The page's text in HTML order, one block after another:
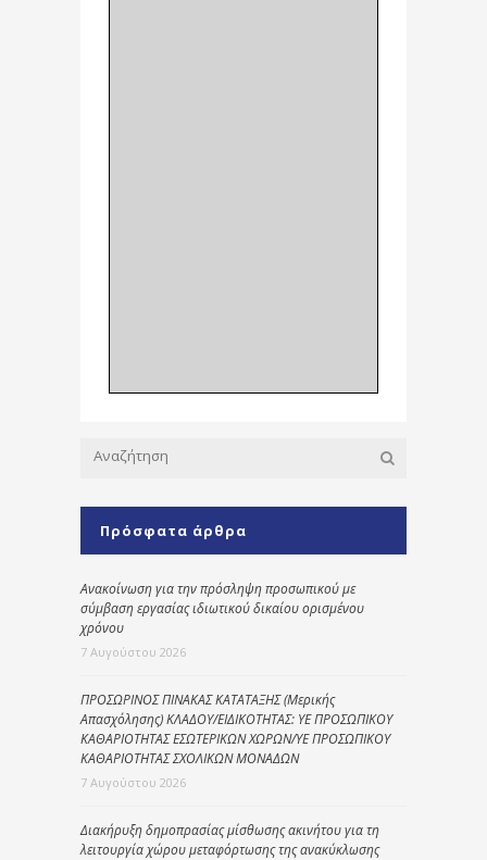
Πρόσφατα άρθρα
Ανακοίνωση για την πρόσληψη προσωπικού με
σύμβαση εργασίας ιδιωτικού δικαίου ορισμένου
χρόνου
7 Αυγούστου 2026
ΠΡΟΣΩΡΙΝΟΣ ΠΙΝΑΚΑΣ ΚΑΤΑΤΑΞΗΣ (Μερικής
Απασχόλησης) ΚΛΑΔΟΥ/ΕΙΔΙΚΟΤΗΤΑΣ: ΥΕ ΠΡΟΣΩΠΙΚΟΥ
ΚΑΘΑΡΙΟΤΗΤΑΣ ΕΣΩΤΕΡΙΚΩΝ ΧΩΡΩΝ/ΥΕ ΠΡΟΣΩΠΙΚΟΥ
ΚΑΘΑΡΙΟΤΗΤΑΣ ΣΧΟΛΙΚΩΝ ΜΟΝΑΔΩΝ
7 Αυγούστου 2026
Διακήρυξη δημοπρασίας μίσθωσης ακινήτου για τη
λειτουργία χώρου μεταφόρτωσης της ανακύκλωσης